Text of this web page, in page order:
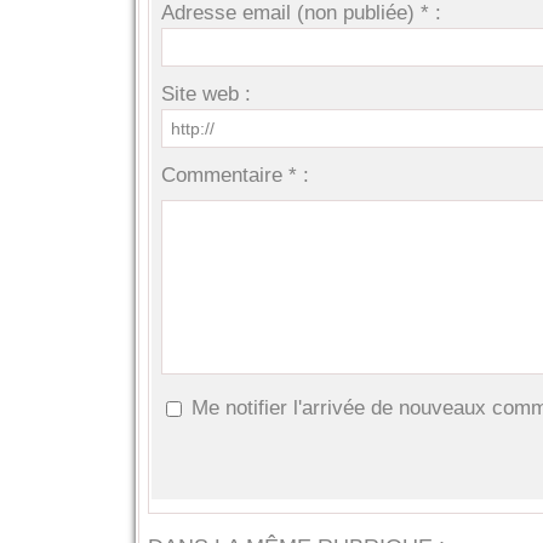
Adresse email (non publiée) * :
Site web :
Commentaire * :
Me notifier l'arrivée de nouveaux